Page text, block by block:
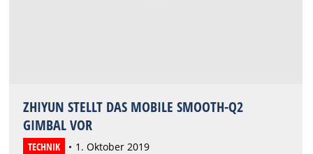
ZHIYUN STELLT DAS MOBILE SMOOTH-Q2
GIMBAL VOR
TECHNIK 1. Oktober 2019